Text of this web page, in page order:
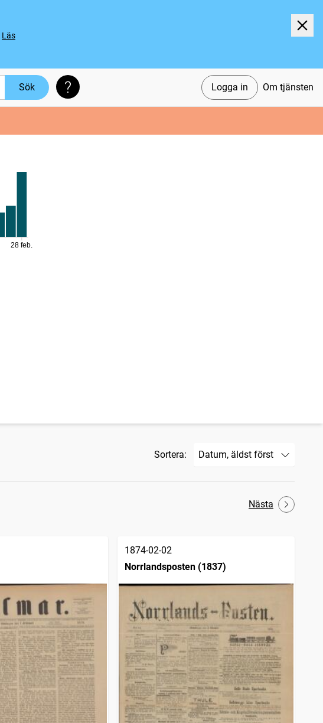
Läs
Logga in Om tjänsten
Sök Söktips
28 feb.
Sortera:
Nästa
1874-02-02
Norrlandsposten (1837)